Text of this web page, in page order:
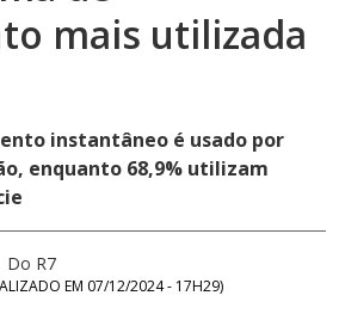
mais utilizada
instantâneo é usado por
enquanto 68,9% utilizam
Do R7
EM 07/12/2024 - 17H29)